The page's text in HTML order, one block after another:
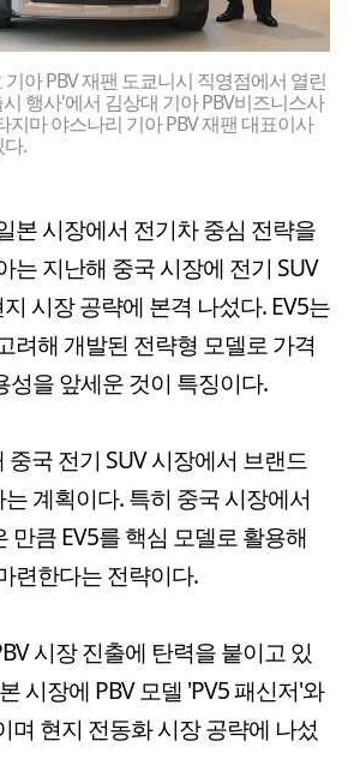
아 PBV 재팬 도쿄니시 직영점에서 열린
행사'에서 김상대 기아 PBV비즈니스사
지마 야스나리 기아 PBV 재팬 대표이사
.
본 시장에서 전기차 중심 전략을
는 지난해 중국 시장에 전기 SUV
시장 공략에 본격 나섰다. EV5는
려해 개발된 전략형 모델로 가격
성을 앞세운 것이 특징이다.
중국 전기 SUV 시장에서 브랜드
계획이다. 특히 중국 시장에서
만큼 EV5를 핵심 모델로 활용해
련한다는 전략이다.
시장 진출에 탄력을 붙이고 있
시장에 PBV 모델 'PV5 패신저'와
며 현지 전동화 시장 공략에 나섰